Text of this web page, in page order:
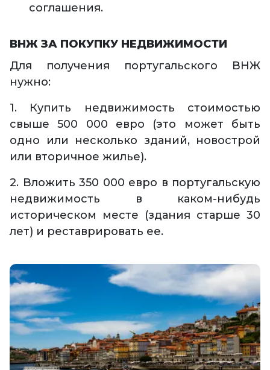
соглашения.
ВНЖ ЗА ПОКУПКУ НЕДВИЖИМОСТИ
Для получения португальского ВНЖ
нужно:
1. Купить недвижимость стоимостью
свыше 500 000 евро (это может быть
одно или несколько зданий, новострой
или вторичное жилье).
2. Вложить 350 000 евро в португальскую
недвижимость в каком-нибудь
историческом месте (здания старше 30
лет) и реставрировать ее.